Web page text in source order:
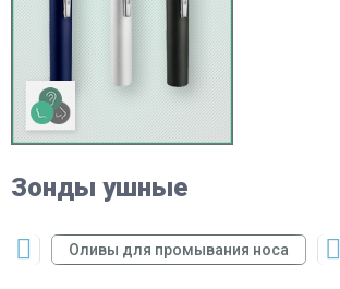
Зонды ушные
Оливы для промывания носа